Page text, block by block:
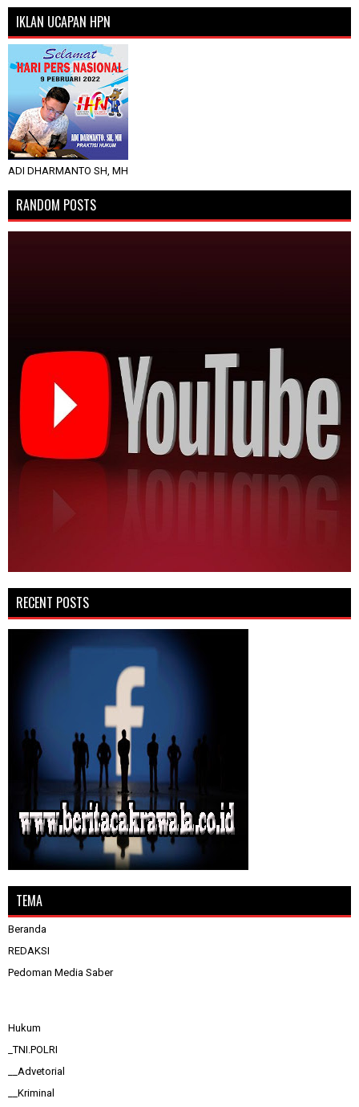
IKLAN UCAPAN HPN
ADI DHARMANTO SH, MH
RANDOM POSTS
RECENT POSTS
TEMA
Beranda
REDAKSI
Pedoman Media Saber
Hukum
_TNI.POLRI
__Advetorial
__Kriminal